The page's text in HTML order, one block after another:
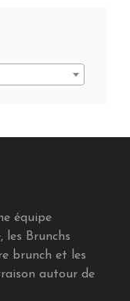
équipe
les Brunchs
brunch et les
autour de